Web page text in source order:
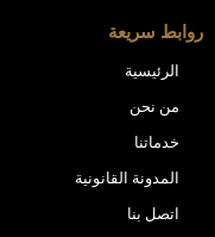
روابط سريعة
الرئيسية
من نحن
خدماتنا
المدونة القانونية
اتصل بنا